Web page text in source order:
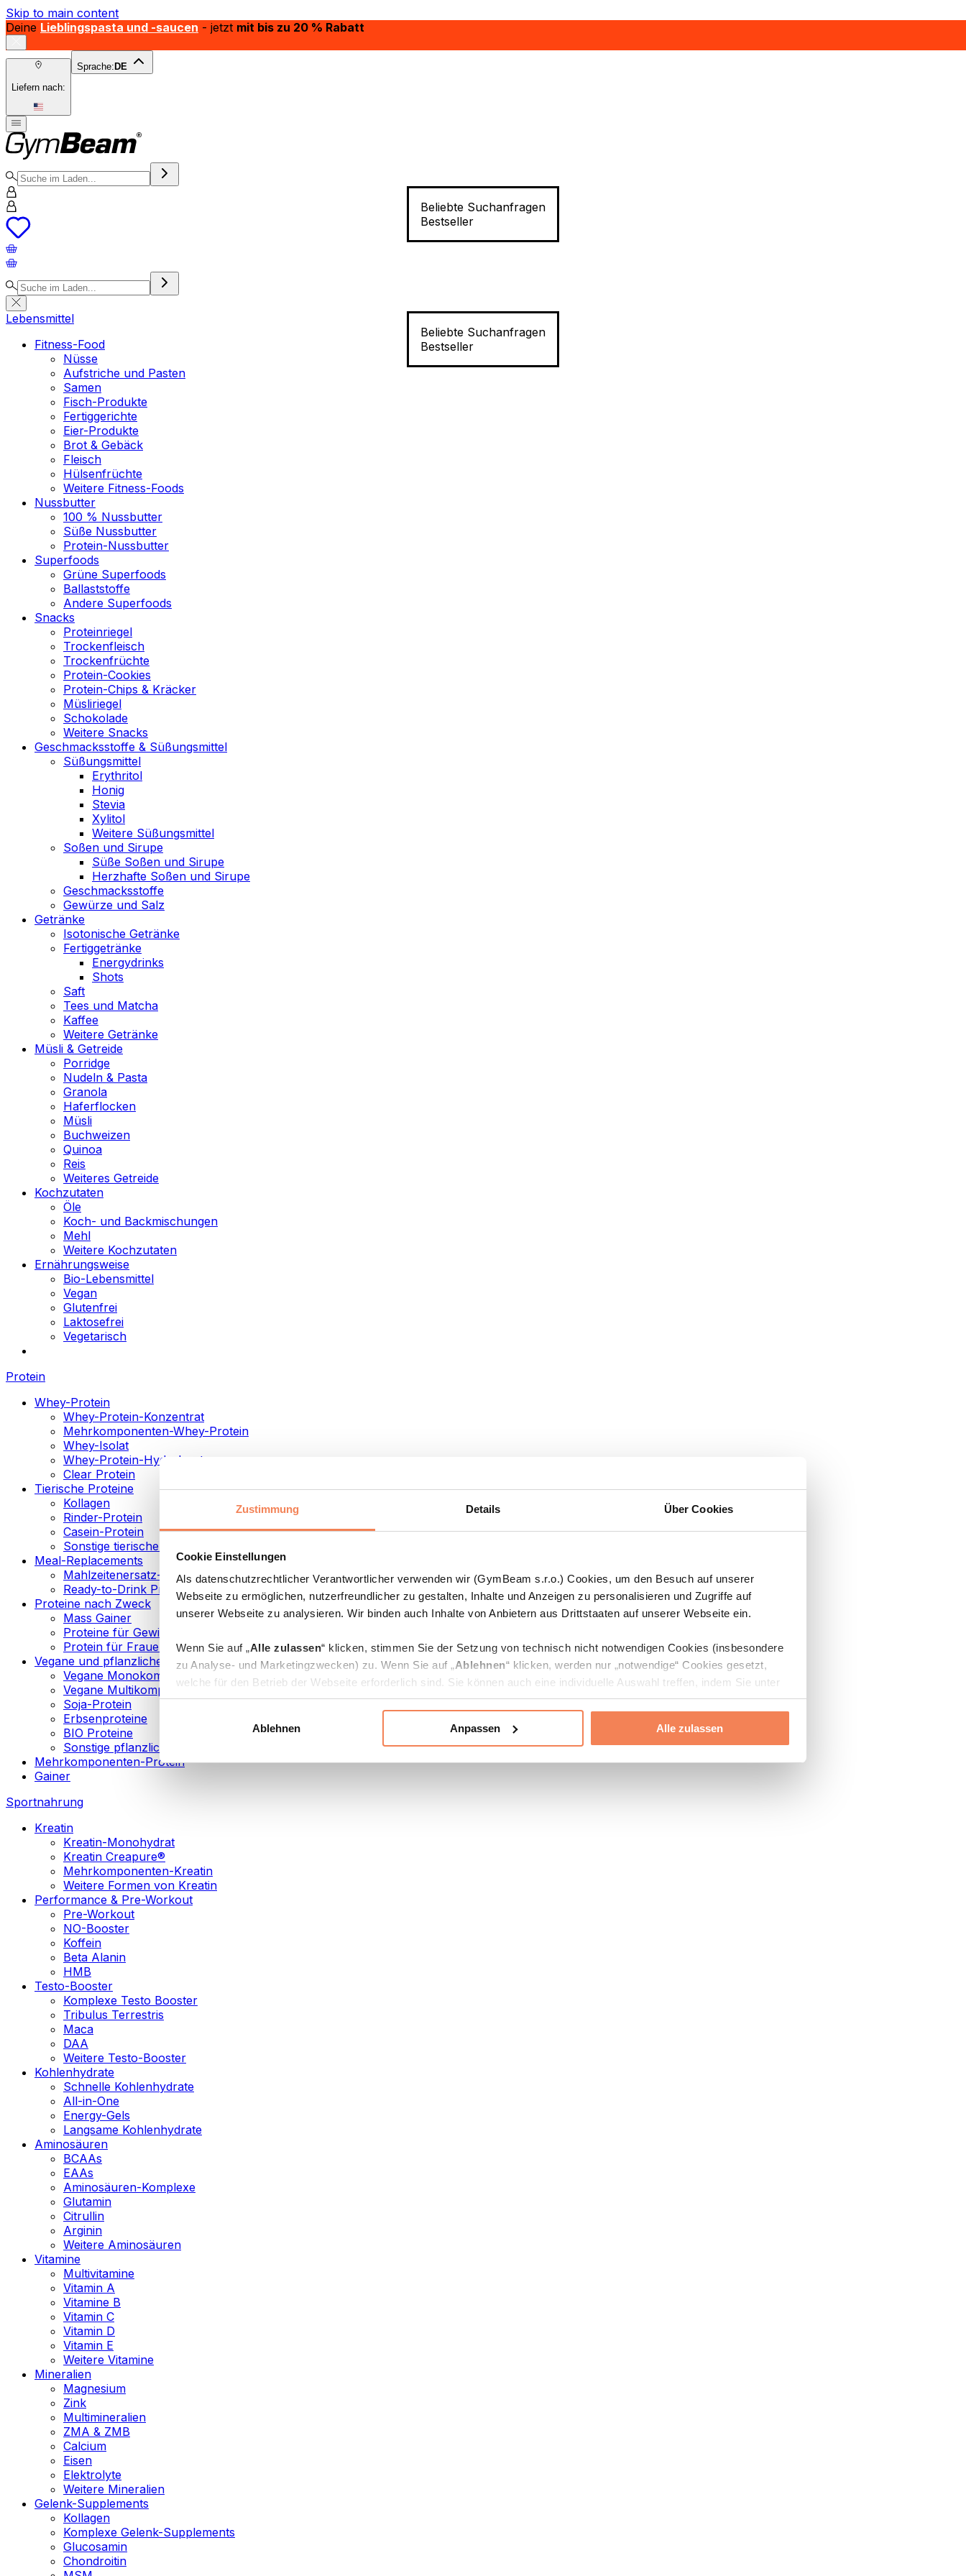
Zustimmung Details Über Cookies
Cookie Einstellungen
Als datenschutzrechtlicher Verantwortlicher verwenden wir (GymBeam s.r.o.) Cookies, um den Besuch auf unserer
Webseite zu ermöglichen, nutzerfreundlicher zu gestalten, Inhalte und Anzeigen zu personalisieren und Zugriffe auf
unserer Webseite zu analysieren. Wir binden auch Inhalte von Anbietern aus Drittstaaten auf unserer Webseite ein.
Wenn Sie auf „Alle zulassen“ klicken, stimmen Sie der Setzung von technisch nicht notwendigen Cookies (insbesondere
zu Analyse- und Marketingzwecken) zu. Wenn Sie auf „Ablehnen“ klicken, werden nur „notwendige“ Cookies gesetzt,
welche für den Betrieb der Webseite erforderlich sind. Sie können auch eine individuelle Auswahl treffen, indem Sie unter
„Anpassen“ einzelne Kategorien an- oder abwählen und „Auswahl erlauben“ klicken.
Weitere Informationen über die Verarbeitung Ihrer Daten finden Sie in den Unterpunkten „Details“ und „Über Cookies“
Ablehnen Anpassen Alle zulassen
Skip to main content
Deine Lieblingspasta und -saucen - jetzt mit bis zu 20 % Rabatt
Liefern nach:
Sprache: DE
Beliebte Suchanfragen
Bestseller
Beliebte Suchanfragen
Bestseller
Lebensmittel
Fitness-Food
Nüsse
Aufstriche und Pasten
Samen
Fisch-Produkte
Fertiggerichte
Eier-Produkte
Brot & Gebäck
Fleisch
Hülsenfrüchte
Weitere Fitness-Foods
Nussbutter
100 % Nussbutter
Süße Nussbutter
Protein-Nussbutter
Superfoods
Grüne Superfoods
Ballaststoffe
Andere Superfoods
Snacks
Proteinriegel
Trockenfleisch
Trockenfrüchte
Protein-Cookies
Protein-Chips & Kräcker
Müsliriegel
Schokolade
Weitere Snacks
Geschmacksstoffe & Süßungsmittel
Süßungsmittel
Erythritol
Honig
Stevia
Xylitol
Weitere Süßungsmittel
Soßen und Sirupe
Süße Soßen und Sirupe
Herzhafte Soßen und Sirupe
Geschmacksstoffe
Gewürze und Salz
Getränke
Isotonische Getränke
Fertiggetränke
Energydrinks
Shots
Saft
Tees und Matcha
Kaffee
Weitere Getränke
Müsli & Getreide
Porridge
Nudeln & Pasta
Granola
Haferflocken
Müsli
Buchweizen
Quinoa
Reis
Weiteres Getreide
Kochzutaten
Öle
Koch- und Backmischungen
Mehl
Weitere Kochzutaten
Ernährungsweise
Bio-Lebensmittel
Vegan
Glutenfrei
Laktosefrei
Vegetarisch
Protein
Whey-Protein
Whey-Protein-Konzentrat
Mehrkomponenten-Whey-Protein
Whey-Isolat
Whey-Protein-Hydrolysat
Clear Protein
Tierische Proteine
Kollagen
Rinder-Protein
Casein-Protein
Sonstige tierische Proteine
Meal-Replacements
Mahlzeitenersatz-Pulver
Ready-to-Drink Proteingetränke
Proteine nach Zweck
Mass Gainer
Proteine für Gewichtsverlust
Protein für Frauen
Vegane und pflanzliche Proteine
Vegane Monokomponenten-Proteine
Vegane Multikomponenten-Proteine
Soja-Protein
Erbsenproteine
BIO Proteine
Sonstige pflanzliche Proteine
Mehrkomponenten-Protein
Gainer
Sportnahrung
Kreatin
Kreatin-Monohydrat
Kreatin Creapure®
Mehrkomponenten-Kreatin
Weitere Formen von Kreatin
Performance & Pre-Workout
Pre-Workout
NO-Booster
Koffein
Beta Alanin
HMB
Testo-Booster
Komplexe Testo Booster
Tribulus Terrestris
Maca
DAA
Weitere Testo-Booster
Kohlenhydrate
Schnelle Kohlenhydrate
All-in-One
Energy-Gels
Langsame Kohlenhydrate
Aminosäuren
BCAAs
EAAs
Aminosäuren-Komplexe
Glutamin
Citrullin
Arginin
Weitere Aminosäuren
Vitamine
Multivitamine
Vitamin A
Vitamine B
Vitamin C
Vitamin D
Vitamin E
Weitere Vitamine
Mineralien
Magnesium
Zink
Multimineralien
ZMA & ZMB
Calcium
Eisen
Elektrolyte
Weitere Mineralien
Gelenk-Supplements
Kollagen
Komplexe Gelenk-Supplements
Glucosamin
Chondroitin